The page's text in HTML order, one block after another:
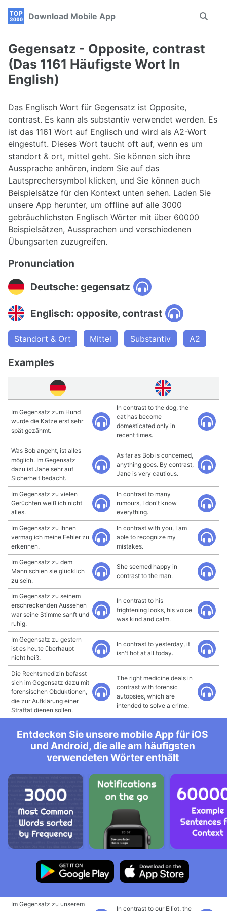
Skip
navigation
Skip
Skip
Download Mobile App
Toggle
Gegensatz - Opposite, contrast
(Das 1161 Häufigste Wort In
English)
Das Englisch Wort für Gegensatz ist Opposite,
contrast. Es kann als substantiv verwendet werden. Es
ist das 1161 Wort auf Englisch und wird als A2-Wort
eingestuft. Dieses Wort taucht oft auf, wenn es um
standort & ort, mittel geht. Sie können sich ihre
Aussprache anhören, indem Sie auf das
Lautsprechersymbol klicken, und Sie können auch
Beispielsätze für den Kontext unten sehen. Laden Sie
unsere App herunter, um offline auf alle 3000
gebräuchlichsten Englisch Wörter mit über 60000
Beispielsätzen, Aussprachen und verschiedenen
Übungsarten zuzugreifen.
Pronunciation
Deutsche: gegensatz
Englisch: opposite, contrast
Standort & Ort Mittel Substantiv A2
Examples
Im Gegensatz zum Hund
wurde die Katze erst sehr
spät gezähmt.
In contrast to the dog, the
cat has become
domesticated only in
recent times.
Was Bob angeht, ist alles
möglich. Im Gegensatz
dazu ist Jane sehr auf
Sicherheit bedacht.
As far as Bob is concerned,
anything goes. By contrast,
Jane is very cautious.
Im Gegensatz zu vielen
Gerüchten weiß ich nicht
alles.
In contrast to many
rumours, I don't know
everything.
Im Gegensatz zu Ihnen
vermag ich meine Fehler zu
erkennen.
In contrast with you, I am
able to recognize my
mistakes.
Im Gegensatz zu dem
Mann schien sie glücklich
zu sein.
She seemed happy in
contrast to the man.
Im Gegensatz zu seinem
erschreckenden Aussehen
war seine Stimme sanft und
ruhig.
In contrast to his
frightening looks, his voice
was kind and calm.
Im Gegensatz zu gestern
ist es heute überhaupt
nicht heiß.
In contrast to yesterday, it
isn't hot at all today.
Die Rechtsmedizin befasst
sich im Gegensatz dazu mit
forensischen Obduktionen,
die zur Aufklärung einer
Straftat dienen sollen.
The right medicine deals in
contrast with forensic
autopsies, which are
intended to solve a crime.
Entdecken Sie unsere mobile App für iOS
und Android, die alle am häufigsten
verwendeten Wörter enthält
Im Gegensatz zu unserem
In contrast to our Elliot, the